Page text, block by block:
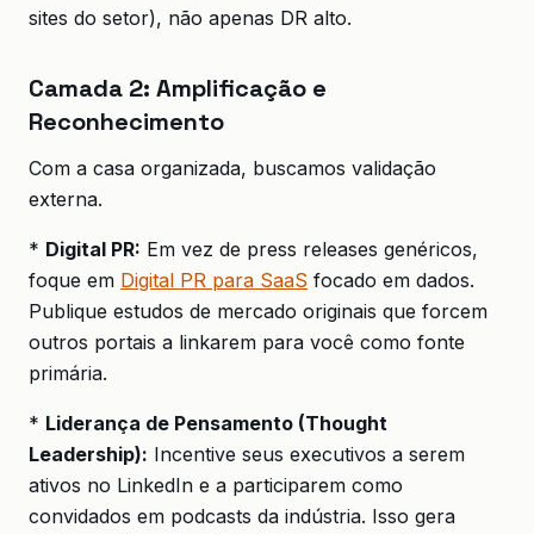
sites do setor), não apenas DR alto.
Camada 2: Amplificação e
Reconhecimento
Com a casa organizada, buscamos validação
externa.
* Digital PR: Em vez de press releases genéricos,
foque em Digital PR para SaaS focado em dados.
Publique estudos de mercado originais que forcem
outros portais a linkarem para você como fonte
primária.
* Liderança de Pensamento (Thought
Leadership): Incentive seus executivos a serem
ativos no LinkedIn e a participarem como
convidados em podcasts da indústria. Isso gera